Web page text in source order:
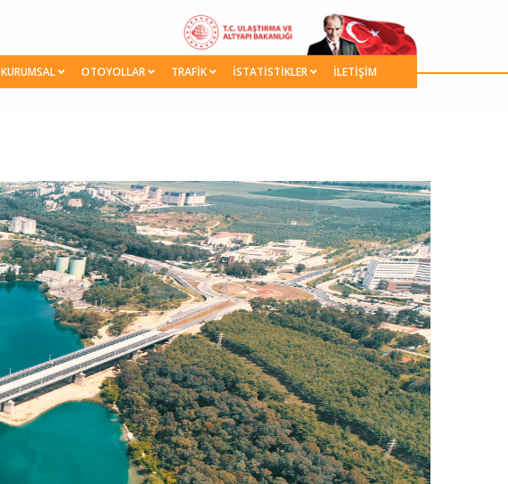
KURUMSAL OTOYOLLAR TRAFİK İSTATİSTİKLER İLETİŞİM